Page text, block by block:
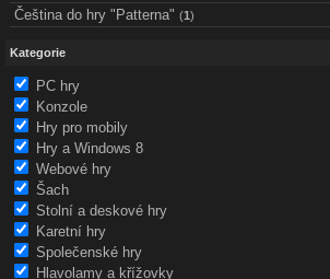
Čeština do hry "Patterna" (1)
Kategorie
PC hry
Konzole
Hry pro mobily
Hry a Windows 8
Webové hry
Šach
Stolní a deskové hry
Karetní hry
Společenské hry
Hlavolamy a křížovky